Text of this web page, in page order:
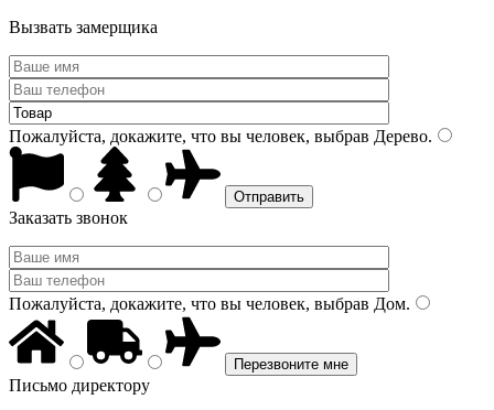
Вызвать замерщика
Пожалуйста, докажите, что вы человек, выбрав Дерево.
Заказать звонок
Пожалуйста, докажите, что вы человек, выбрав Дом.
Письмо директору